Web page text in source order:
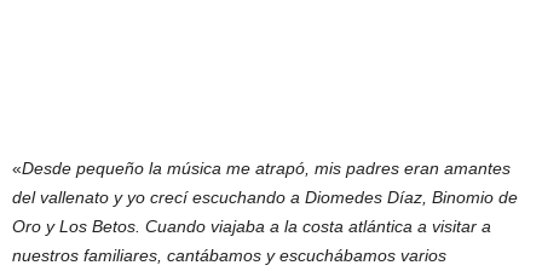
«Desde pequeño la música me atrapó, mis padres eran amantes
del vallenato y yo crecí escuchando a Diomedes Díaz, Binomio de
Oro y Los Betos. Cuando viajaba a la costa atlántica a visitar a
nuestros familiares, cantábamos y escuchábamos varios